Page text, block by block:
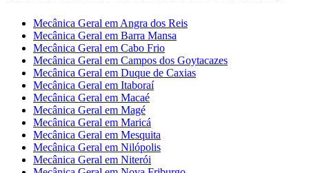
Mecânica Geral em Angra dos Reis
Mecânica Geral em Barra Mansa
Mecânica Geral em Cabo Frio
Mecânica Geral em Campos dos Goytacazes
Mecânica Geral em Duque de Caxias
Mecânica Geral em Itaboraí
Mecânica Geral em Macaé
Mecânica Geral em Magé
Mecânica Geral em Maricá
Mecânica Geral em Mesquita
Mecânica Geral em Nilópolis
Mecânica Geral em Niterói